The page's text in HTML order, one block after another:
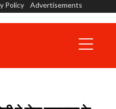
Policy Advertisements
Menu